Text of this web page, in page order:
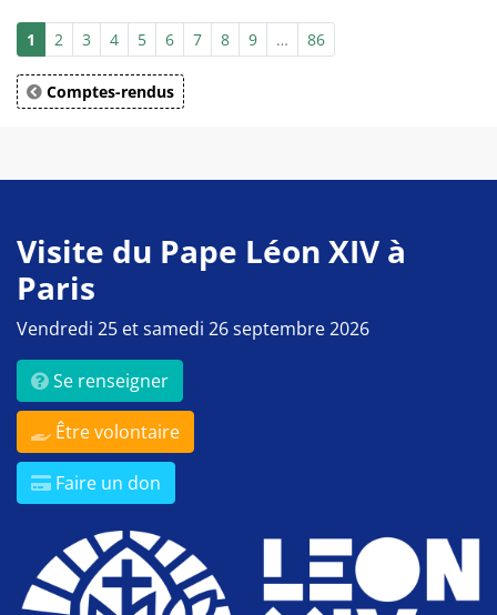
1 2 3 4 5 6 7 8 9 … 86
Comptes-rendus
Visite du Pape Léon XIV à
Paris
Vendredi 25 et samedi 26 septembre 2026
Se renseigner
Être volontaire
Faire un don